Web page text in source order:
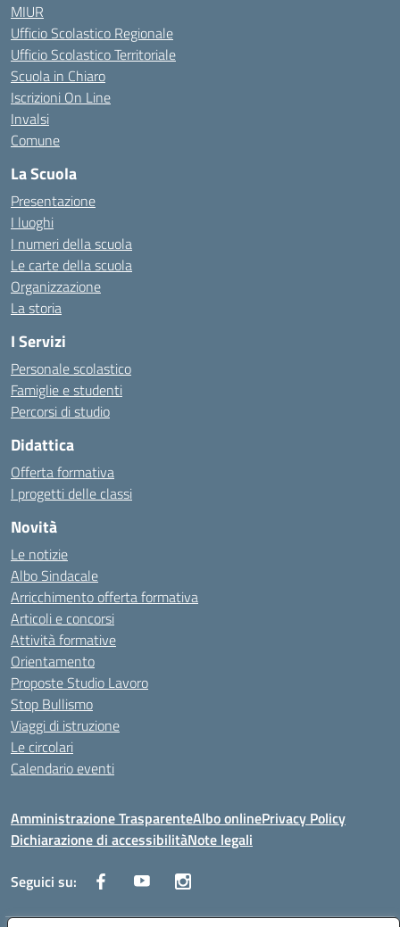
MIUR
Ufficio Scolastico Regionale
Ufficio Scolastico Territoriale
Scuola in Chiaro
Iscrizioni On Line
Invalsi
Comune
La Scuola
Presentazione
I luoghi
I numeri della scuola
Le carte della scuola
Organizzazione
La storia
I Servizi
Personale scolastico
Famiglie e studenti
Percorsi di studio
Didattica
Offerta formativa
I progetti delle classi
Novità
Le notizie
Albo Sindacale
Arricchimento offerta formativa
Articoli e concorsi
Attività formative
Orientamento
Proposte Studio Lavoro
Stop Bullismo
Viaggi di istruzione
Le circolari
Calendario eventi
Amministrazione TrasparenteAlbo onlinePrivacy Policy
Dichiarazione di accessibilitàNote legali
Seguici su: